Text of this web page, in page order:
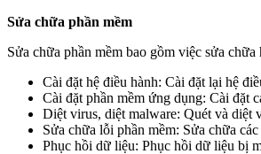
Sửa chữa phần mềm
Sửa chữa phần mềm bao gồm việc sửa
Cài đặt hệ điều hành: Cài đặt lại hệ
Cài đặt phần mềm ứng dụng: Cài đặt
Diệt virus, diệt malware: Quét và diệt
Sửa chữa lỗi phần mềm: Sửa chữa
Phục hồi dữ liệu: Phục hồi dữ liệu bị